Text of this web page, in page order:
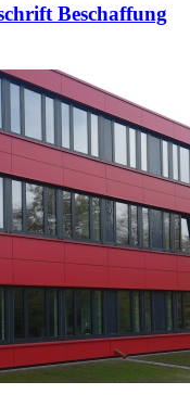
Beschaffung